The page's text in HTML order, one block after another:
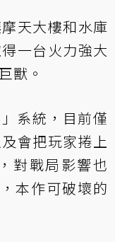
天大樓和水庫
一台火力強大
獸。
系統，目前僅
會把玩家捲上
對戰局影響也
本作可破壞的